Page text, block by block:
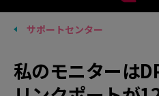
サポートセンター
私のモニターは